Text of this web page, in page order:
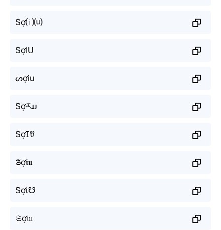
Sợ⒤⒰
SợIᑌ
ᔕợiu
Sợརມ
Sợꀤꀎ
𝕾ợ𝖎𝖚
Sợί☋
𝔖ợ𝔦𝔲